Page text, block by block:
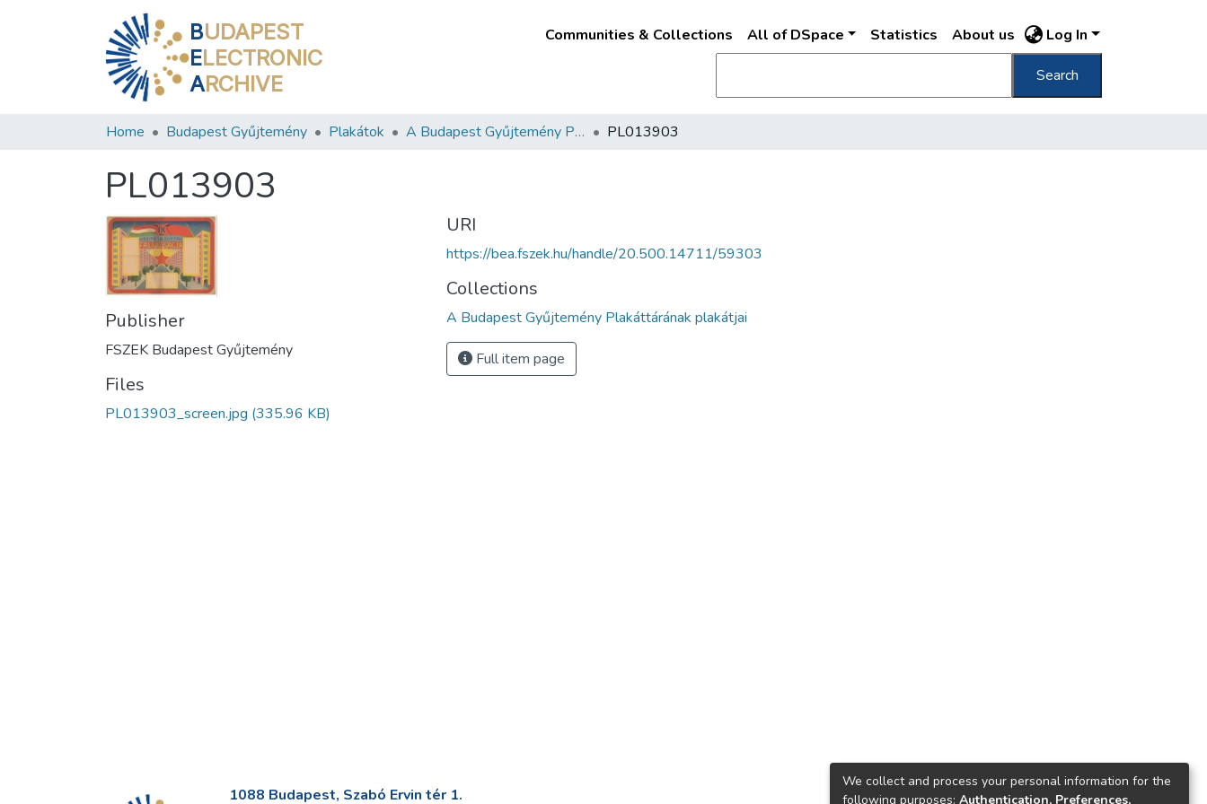
BUDAPEST
ELECTRONIC
ARCHIVE
Communities & Collections All of DSpace Statistics About us Log In
Search
Home Budapest Gyűjtemény Plakátok A Budapest Gyűjtemény Plakáttárának plakátjai PL013903
PL013903
Publisher
FSZEK Budapest Gyűjtemény
Files
PL013903_screen.jpg (335.96 KB)
URI
https://bea.fszek.hu/handle/20.500.14711/59303
Collections
A Budapest Gyűjtemény Plakáttárának plakátjai
Full item page
1088 Budapest, Szabó Ervin tér 1.
We collect and process your personal information for the
following purposes: Authentication, Preferences,